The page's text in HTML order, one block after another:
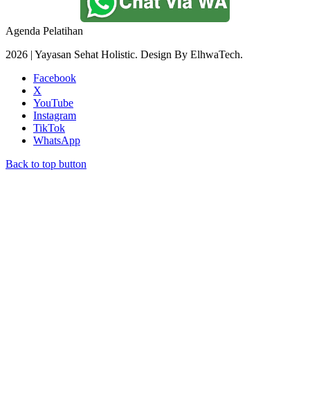
Agenda Pelatihan
2026 | Yayasan Sehat Holistic. Design By ElhwaTech.
Facebook
X
YouTube
Instagram
TikTok
WhatsApp
Back to top button